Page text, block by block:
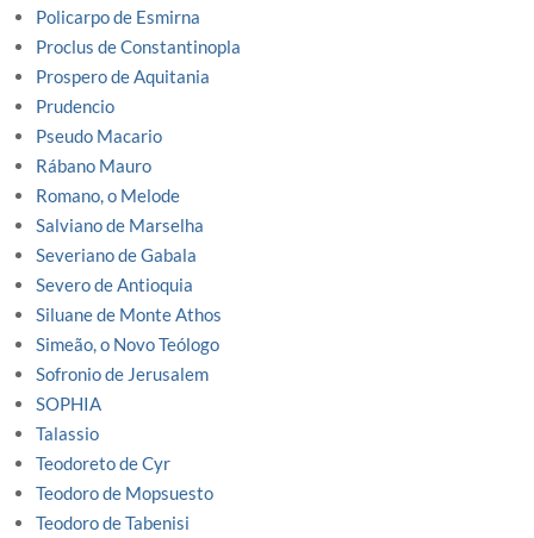
Policarpo de Esmirna
Proclus de Constantinopla
Prospero de Aquitania
Prudencio
Pseudo Macario
Rábano Mauro
Romano, o Melode
Salviano de Marselha
Severiano de Gabala
Severo de Antioquia
Siluane de Monte Athos
Simeão, o Novo Teólogo
Sofronio de Jerusalem
SOPHIA
Talassio
Teodoreto de Cyr
Teodoro de Mopsuesto
Teodoro de Tabenisi